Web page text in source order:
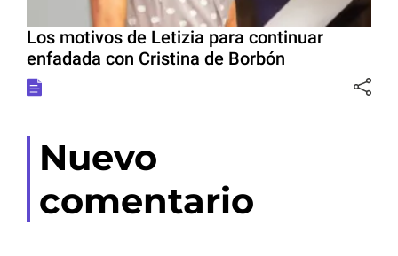
Los motivos de Letizia para continuar
enfadada con Cristina de Borbón
Nuevo
comentario